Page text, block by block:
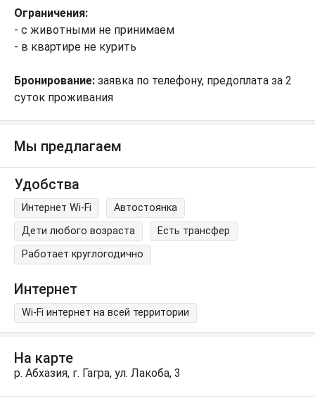
Ограничения:
- с животными не принимаем
- в квартире не курить
Бронирование: заявка по телефону, предоплата за 2
суток проживания
Мы предлагаем
Удобства
Интернет Wi-Fi
Автостоянка
Дети любого возраста
Есть трансфер
Работает круглогодично
Интернет
Wi-Fi интернет на всей территории
На карте
р. Абхазия, г. Гагра, ул. Лакоба, 3